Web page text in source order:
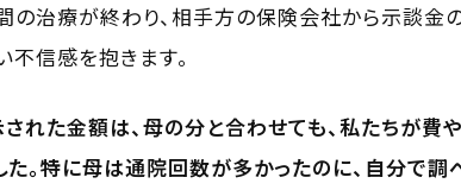
の治療が終わり、相手方の保険会社から示談金
不信感を抱きます。
された金額は、母の分と合わせても、私たちが
た。特に母は通院回数が多かったのに、自分で